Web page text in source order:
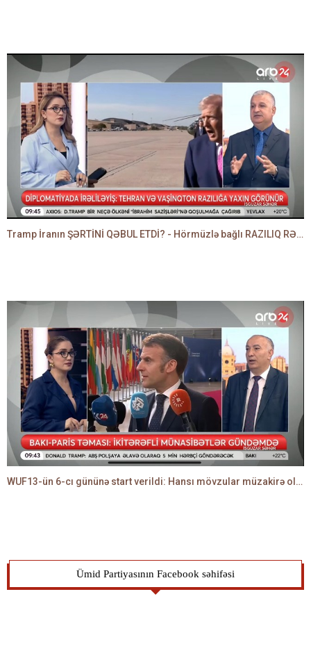
Tramp İranın ŞƏRTİNİ QƏBUL ETDİ? - Hörmüzlə bağlı RAZILIQ RƏSMƏN AÇIQLANIR -BAKİR HƏDƏNBƏYLİ danışır
WUF13-ün 6-cı gününə start verildi: Hansı mövzular müzakirə olunacaq? -TALEH ƏLİYEV danışır
Ümid Partiyasının Facebook səhifəsi